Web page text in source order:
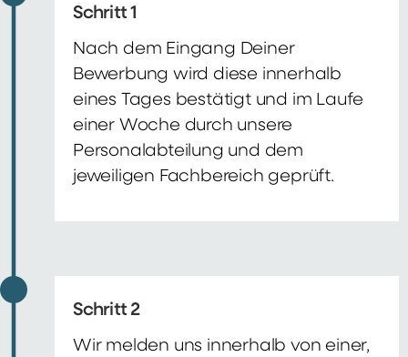
Schritt 1
Nach dem Eingang Deiner
Bewerbung wird diese innerhalb
eines Tages bestätigt und im Laufe
einer Woche durch unsere
Personalabteilung und dem
jeweiligen Fachbereich geprüft.
Schritt 2
Wir melden uns innerhalb von einer,